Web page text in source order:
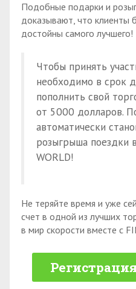
Подобные подарки и
доказывают, что клиенты
достойны самого лучшего!
Чтобы принять
необходимо в срок
пополнить свой
от 5000 долларов.
автоматически
розыгрыша поездки
WORLD!
Не теряйте время и уже
счет в одной из лучших
в мир скорости вместе с